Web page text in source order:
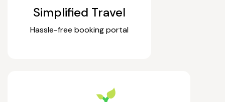
Simplified Travel
Hassle-free booking portal